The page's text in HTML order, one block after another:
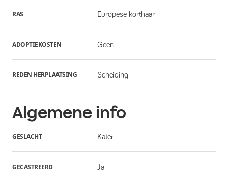
RAS Europese korthaar
ADOPTIEKOSTEN Geen
REDEN HERPLAATSING Scheiding
Algemene info
GESLACHT Kater
GECASTREERD Ja